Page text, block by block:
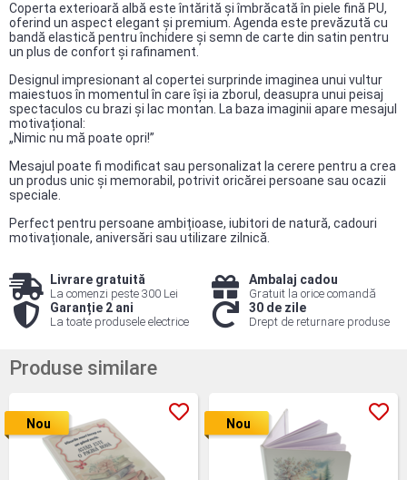
Coperta exterioară albă este întărită și îmbrăcată în piele fină PU,
oferind un aspect elegant și premium. Agenda este prevăzută cu
bandă elastică pentru închidere și semn de carte din satin pentru
un plus de confort și rafinament.
Designul impresionant al copertei surprinde imaginea unui vultur
maiestuos în momentul în care își ia zborul, deasupra unui peisaj
spectaculos cu brazi și lac montan. La baza imaginii apare mesajul
motivațional:
„Nimic nu mă poate opri!”
Mesajul poate fi modificat sau personalizat la cerere pentru a crea
un produs unic și memorabil, potrivit oricărei persoane sau ocazii
speciale.
Perfect pentru persoane ambițioase, iubitori de natură, cadouri
motivaționale, aniversări sau utilizare zilnică.
Livrare gratuită
La comenzi peste 300 Lei
Ambalaj cadou
Gratuit la orice comandă
Garanție 2 ani
La toate produsele electrice
30 de zile
Drept de returnare produse
Produse similare
Nou Nou